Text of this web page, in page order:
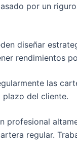
por un
diseñar
rendimientos
las
del cliente.
profesional
regular.